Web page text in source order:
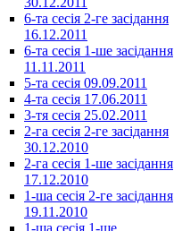
6-та сесія 2-ге засідання
16.12.2011
6-та сесія 1-ше засідання
11.11.2011
5-та сесія 09.09.2011
4-та сесія 17.06.2011
3-тя сесія 25.02.2011
2-га сесія 2-ге засідання
30.12.2010
2-га сесія 1-ше засідання
17.12.2010
1-ша сесія 2-ге засідання
19.11.2010
1-ша сесія 1-ше